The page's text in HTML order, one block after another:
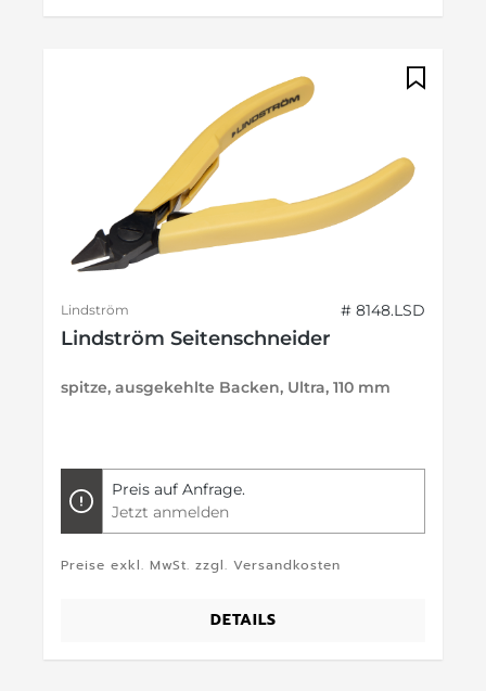
Lindström # 8148.LSD
Lindström Seitenschneider
spitze, ausgekehlte Backen, Ultra, 110 mm
Preis auf Anfrage.
Jetzt anmelden
Preise exkl. MwSt. zzgl. Versandkosten
DETAILS